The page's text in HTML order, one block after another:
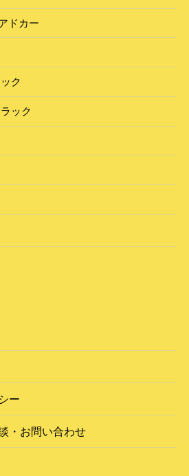
ドカー
ク
ック
ー
・お問い合わせ